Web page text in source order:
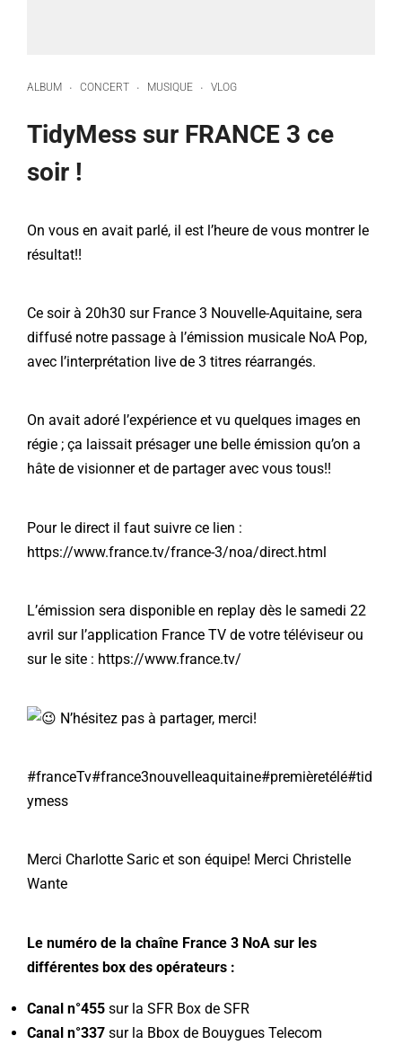
ALBUM · CONCERT · MUSIQUE · VLOG
TidyMess sur FRANCE 3 ce
soir !
On vous en avait parlé, il est l’heure de vous montrer le
résultat!!
Ce soir à 20h30 sur France 3 Nouvelle-Aquitaine, sera
diffusé notre passage à l’émission musicale NoA Pop,
avec l’interprétation live de 3 titres réarrangés.
On avait adoré l’expérience et vu quelques images en
régie ; ça laissait présager une belle émission qu’on a
hâte de visionner et de partager avec vous tous!!
Pour le direct il faut suivre ce lien :
https://www.france.tv/france-3/noa/direct.html
L’émission sera disponible en replay dès le samedi 22
avril sur l’application France TV de votre téléviseur ou
sur le site : https://www.france.tv/
N’hésitez pas à partager, merci!
#franceTv#france3nouvelleaquitaine#premièretélé#tid
ymess
Merci Charlotte Saric et son équipe! Merci Christelle
Wante
Le numéro de la chaîne France 3 NoA sur les
différentes box des opérateurs :
Canal n°455 sur la SFR Box de SFR
Canal n°337 sur la Bbox de Bouygues Telecom